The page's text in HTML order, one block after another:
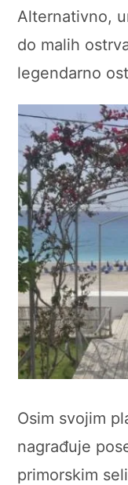
Alternativno,
do malih
legendarno
Osim svojim
nagrađuje
primorskim